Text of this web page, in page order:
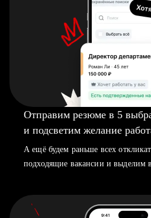
Отправим резюме в 5
и подсветим желание
А ещё будем раньше всех
подходящие вакансии и выделим